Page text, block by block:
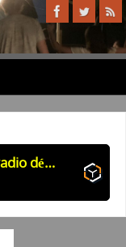
Equinoxe, la radio découverte